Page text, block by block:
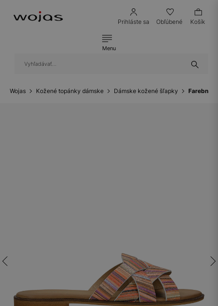
Prihláste sa Obľúbené Košík
Menu
Wojas Kožené topánky dámske Dámske kožené šľapky Farebné